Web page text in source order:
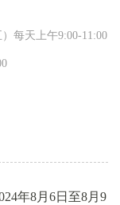
每天上午9:00-11:00
年8月6日至8月9